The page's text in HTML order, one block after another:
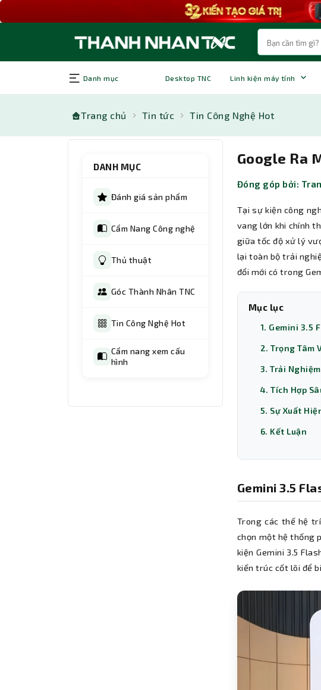
Danh mục Desktop TNC Linh kiện máy tính
Trang chủ Tin tức Tin Công Nghệ Hot
DANH MỤC
Đánh giá sản phẩm
Cẩm Nang Công nghệ
Thủ thuật
Góc Thành Nhân TNC
Tin Công Nghệ Hot
Cẩm nang xem cấu
hình
Google Ra
Đóng góp bởi:
Tại sự kiện công
vang lớn khi chính
giữa tốc độ xử lý
lại toàn bộ trải
đổi mới có trong
Mục lục
1. Gemini 3.5
2. Trọng Tâm
3. Trải
4. Tích Hợp
5. Sự Xuất
6. Kết Luận
Gemini 3.5
Trong các thế hệ
chọn một hệ thống
kiện Gemini 3.5
kiến trúc cốt lõi để